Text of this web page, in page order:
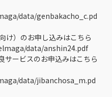
data/genbakacho_c.pd
け）のお申し込みはこちら
data/anshin24.pdf
ービスのお申込みはこちら
data/jibanchosa_m.pd